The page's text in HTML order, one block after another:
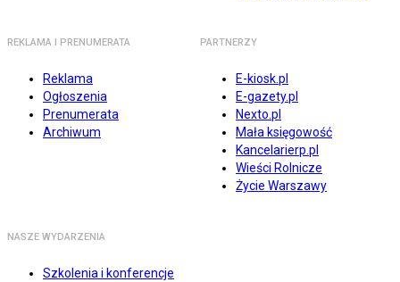
REKLAMA I PRENUMERATA
Reklama
Ogłoszenia
Prenumerata
Archiwum
PARTNERZY
E-kiosk.pl
E-gazety.pl
Nexto.pl
Mała księgowość
Kancelarierp.pl
Wieści Rolnicze
Życie Warszawy
NASZE WYDARZENIA
Szkolenia i konferencje